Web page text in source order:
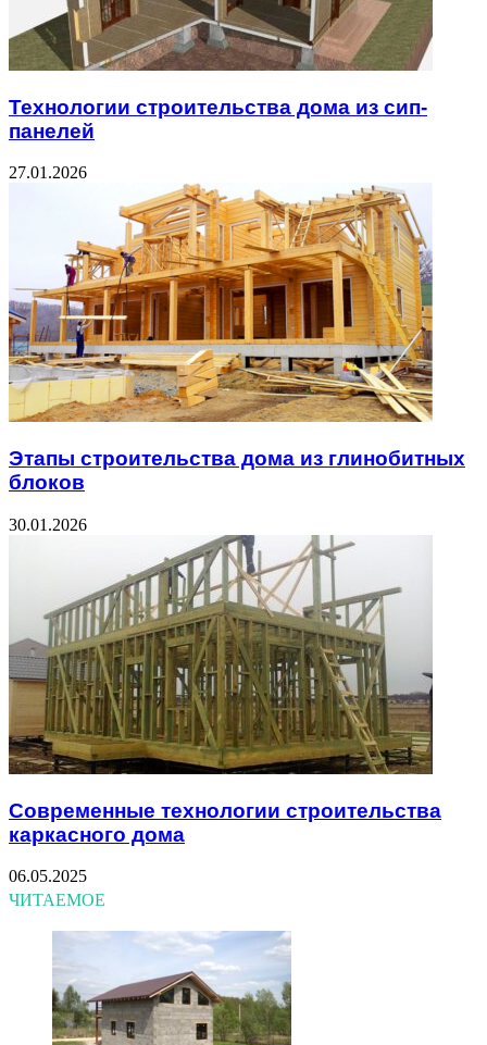
Технологии строительства дома из сип-
панелей
27.01.2026
Этапы строительства дома из глинобитных
блоков
30.01.2026
Современные технологии строительства
каркасного дома
06.05.2025
ЧИТАЕМОЕ